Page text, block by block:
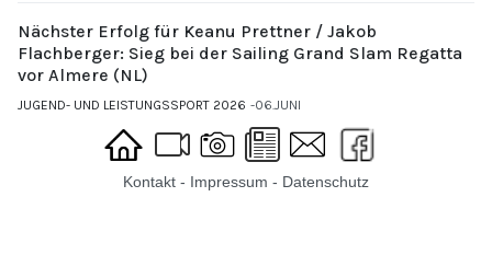
Nächster Erfolg für Keanu Prettner / Jakob
Flachberger: Sieg bei der Sailing Grand Slam Regatta
vor Almere (NL)
JUGEND- UND LEISTUNGSSPORT 2026 06.JUNI
Kontakt - Impressum - Datenschutz